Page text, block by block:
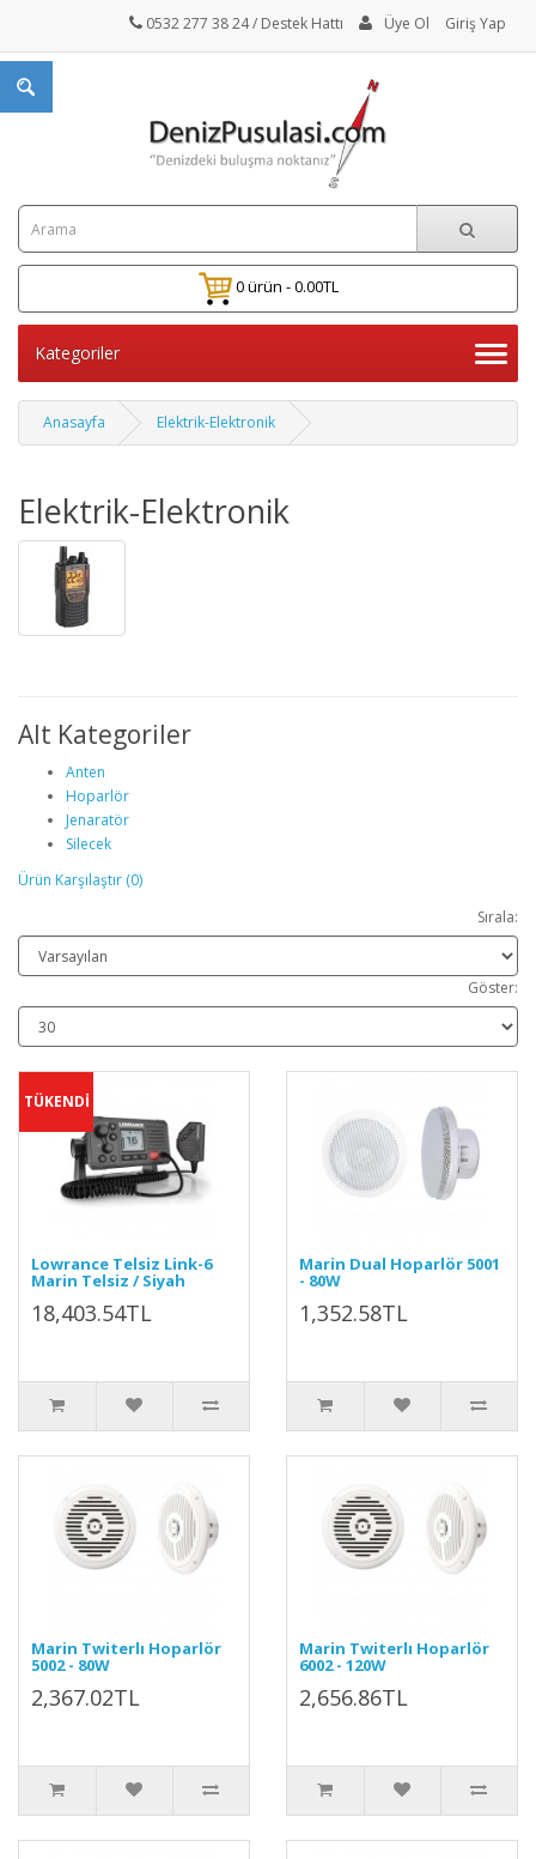
0532 277 38 24/ Destek Hattı Üye Ol Giriş Yap
0 ürün - 0.00TL
Kategoriler
Anasayfa Elektrik-Elektronik
Elektrik-Elektronik
Alt Kategoriler
Anten
Hoparlör
Jenaratör
Silecek
Ürün Karşılaştır (0)
Sırala:
Göster:
TÜKENDİ
Lowrance Telsiz Link-6
Marin Telsiz / Siyah
18,403.54TL
Marin Dual Hoparlör 5001
- 80W
1,352.58TL
Marin Twiterlı Hoparlör
5002 - 80W
2,367.02TL
Marin Twiterlı Hoparlör
6002 - 120W
2,656.86TL